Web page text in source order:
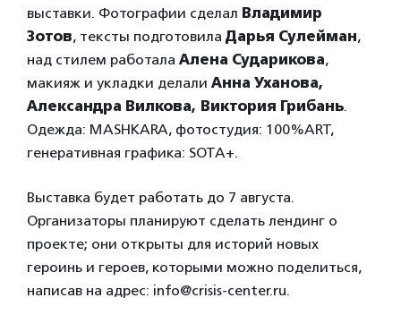
выставки. Фотографии сделал Владимир
Зотов, тексты подготовила Дарья Сулейман,
над стилем работала Алена Сударикова,
макияж и укладки делали Анна Уханова,
Александра Вилкова, Виктория Грибань.
Одежда: MASHKARA, фотостудия: 100%ART,
генеративная графика: SOTA+.
Выставка будет работать до 7 августа.
Организаторы планируют сделать лендинг о
проекте; они открыты для историй новых
героинь и героев, которыми можно поделиться,
написав на адрес: info@crisis-center.ru.